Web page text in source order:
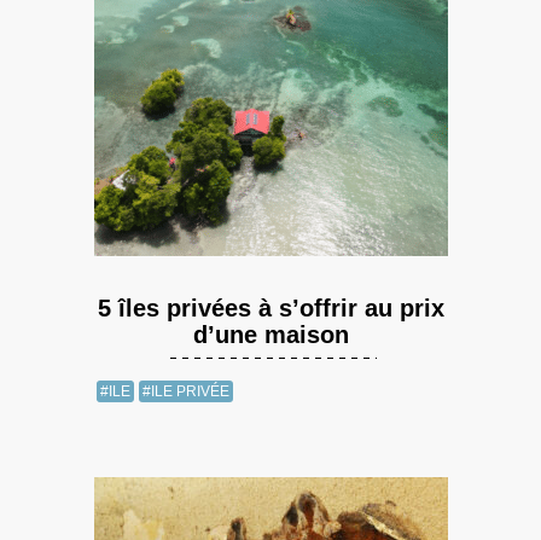
5 îles privées à s’offrir au prix
d’une maison
#ILE #ILE PRIVÉE